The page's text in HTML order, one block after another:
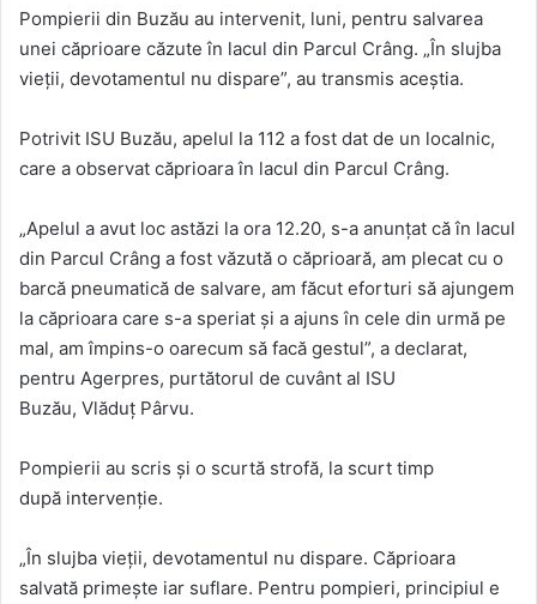
Pompierii din Buzău au intervenit, luni, pentru salvarea
unei căprioare căzute în lacul din Parcul Crâng. „În slujba
vieţii, devotamentul nu dispare”, au transmis aceștia.
Potrivit ISU Buzău, apelul la 112 a fost dat de un localnic,
care a observat căprioara în lacul din Parcul Crâng.
„Apelul a avut loc astăzi la ora 12.20, s-a anunţat că în lacul
din Parcul Crâng a fost văzută o căprioară, am plecat cu o
barcă pneumatică de salvare, am făcut eforturi să ajungem
la căprioara care s-a speriat şi a ajuns în cele din urmă pe
mal, am împins-o oarecum să facă gestul”, a declarat,
pentru Agerpres, purtătorul de cuvânt al ISU
Buzău, Vlăduţ Pârvu.
Pompierii au scris şi o scurtă strofă, la scurt timp
după intervenţie.
„În slujba vieţii, devotamentul nu dispare. Căprioara
salvată primeşte iar suflare. Pentru pompieri, principiul e